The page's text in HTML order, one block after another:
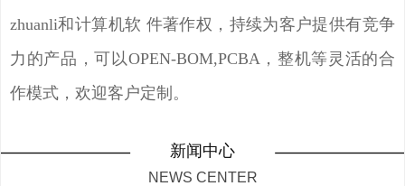
zhuanli和计算机软 件著作权，持续为客户提供有竞争
力的产品，可以OPEN-BOM,PCBA，整机等灵活的合
作模式，欢迎客户定制。
新闻中心
NEWS CENTER